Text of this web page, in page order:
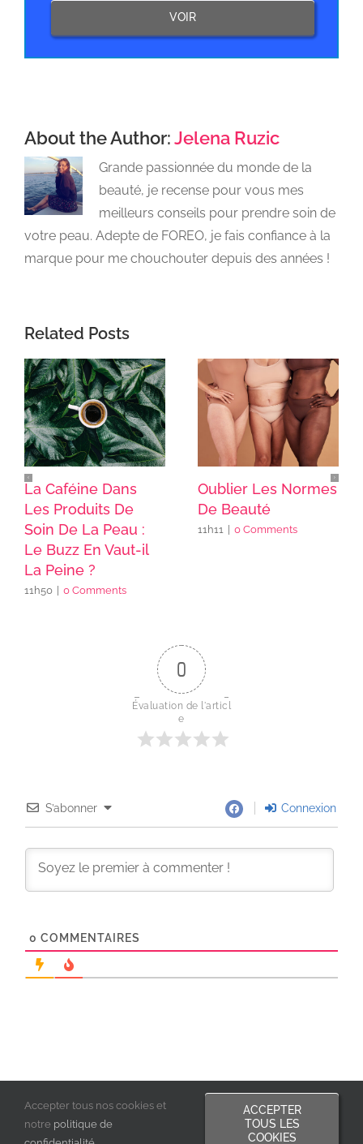
VOIR
About the Author:Jelena Ruzic
Grande passionnée du monde de la
beauté, je recense pour vous mes
meilleurs conseils pour prendre soin de
votre peau. Adepte de FOREO, je fais confiance à la
marque pour me chouchouter depuis des années !
Related Posts
La Caféine Dans
Les Produits De
Soin De La Peau :
Le Buzz En Vaut-il
La Peine ?
11h50 0 Comments
Oublier Les Normes
De Beauté
11h11 0 Comments
0
Évaluation de l'articl
e
S’abonner Connexion
0 COMMENTAIRES
Accepter tous nos cookies et
notre politique de
ACCEPTER
TOUS LES
COOKIES